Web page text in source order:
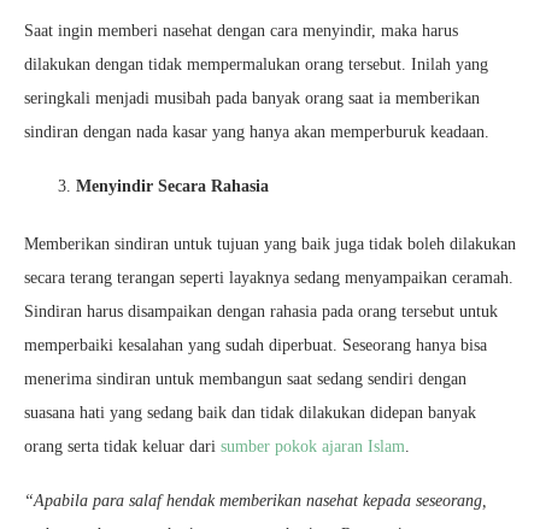
Saat ingin memberi nasehat dengan cara menyindir, maka harus
dilakukan dengan tidak mempermalukan orang tersebut. Inilah yang
seringkali menjadi musibah pada banyak orang saat ia memberikan
sindiran dengan nada kasar yang hanya akan memperburuk keadaan.
Menyindir Secara Rahasia
Memberikan sindiran untuk tujuan yang baik juga tidak boleh dilakukan
secara terang terangan seperti layaknya sedang menyampaikan ceramah.
Sindiran harus disampaikan dengan rahasia pada orang tersebut untuk
memperbaiki kesalahan yang sudah diperbuat. Seseorang hanya bisa
menerima sindiran untuk membangun saat sedang sendiri dengan
suasana hati yang sedang baik dan tidak dilakukan didepan banyak
orang serta tidak keluar dari sumber pokok ajaran Islam.
“Apabila para salaf hendak memberikan nasehat kepada seseorang,